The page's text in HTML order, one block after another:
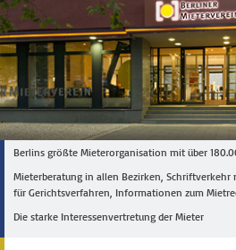
Berlins größte Mieterorganisation mit über
Mieterberatung in allen Bezirken, Schriftverkehr
für Gerichtsverfahren, Informationen zum
Die starke Interessenvertretung der Mieter